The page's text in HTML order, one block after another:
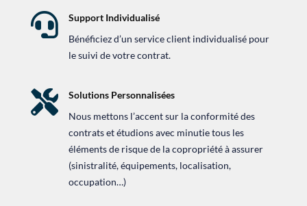

Support Individualisé
Bénéficiez d’un service client individualisé pour
le suivi de votre contrat.

Solutions Personnalisées
Nous mettons l’accent sur la conformité des
contrats et étudions avec minutie tous les
éléments de risque de la copropriété à assurer
(sinistralité, équipements, localisation,
occupation…)